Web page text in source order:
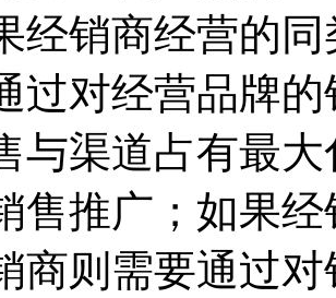
经销商经营的
过对经营品牌
与渠道占有最
售推广；如果
商则需要通过